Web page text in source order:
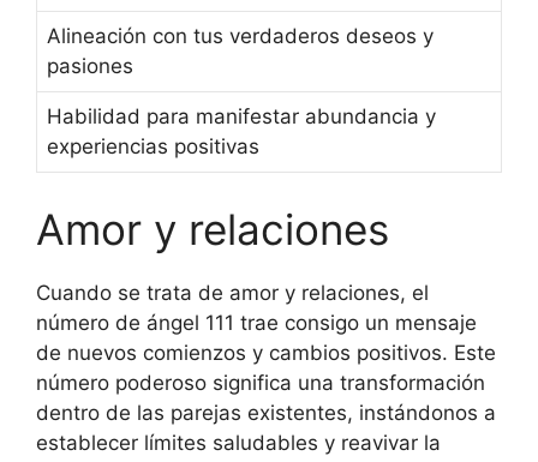
Alineación con tus verdaderos deseos y
pasiones
Habilidad para manifestar abundancia y
experiencias positivas
Amor y relaciones
Cuando se trata de amor y relaciones, el
número de ángel 111 trae consigo un mensaje
de nuevos comienzos y cambios positivos. Este
número poderoso significa una transformación
dentro de las parejas existentes, instándonos a
establecer límites saludables y reavivar la